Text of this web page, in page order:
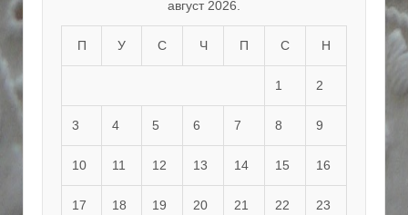
август 2026.
П У С Ч П С Н
1 2
3 4 5 6 7 8 9
10 11 12 13 14 15 16
17 18 19 20 21 22 23